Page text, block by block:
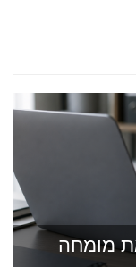
מומחה